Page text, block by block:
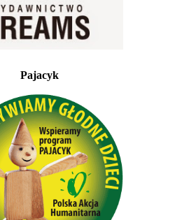
Pajacyk